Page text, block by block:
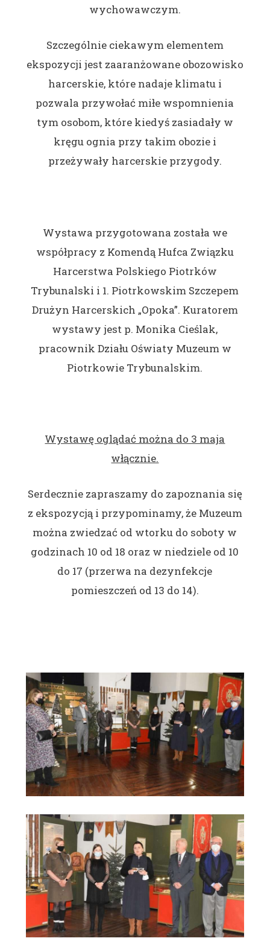
wychowawczym.
Szczególnie ciekawym elementem
ekspozycji jest zaaranżowane obozowisko
harcerskie, które nadaje klimatu i
pozwala przywołać miłe wspomnienia
tym osobom, które kiedyś zasiadały w
kręgu ognia przy takim obozie i
przeżywały harcerskie przygody.
Wystawa przygotowana została we
współpracy z Komendą Hufca Związku
Harcerstwa Polskiego Piotrków
Trybunalski i 1. Piotrkowskim Szczepem
Drużyn Harcerskich „Opoka”. Kuratorem
wystawy jest p. Monika Cieślak,
pracownik Działu Oświaty Muzeum w
Piotrkowie Trybunalskim.
Wystawę oglądać można do 3 maja
włącznie.
Serdecznie zapraszamy do zapoznania się
z ekspozycją i przypominamy, że Muzeum
można zwiedzać od wtorku do soboty w
godzinach 10 od 18 oraz w niedziele od 10
do 17 (przerwa na dezynfekcje
pomieszczeń od 13 do 14).